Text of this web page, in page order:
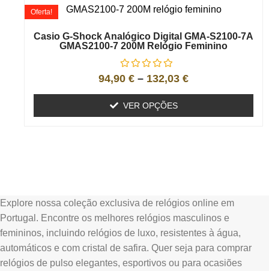
Casio G-Shock Analógico Digital GMA-S2100-7A
GMAS2100-7 200M Relógio Feminino
Oferta!
94,90 € – 132,03 €
VER OPÇÕES
Explore nossa coleção exclusiva de relógios online em
Portugal. Encontre os melhores relógios masculinos e
femininos, incluindo relógios de luxo, resistentes à água,
automáticos e com cristal de safira. Quer seja para comprar
relógios de pulso elegantes, esportivos ou para ocasiões